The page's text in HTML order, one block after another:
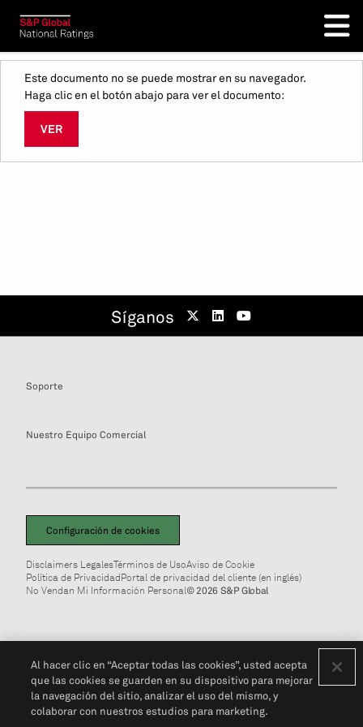
Este documento no se puede mostrar en su navegador.
Haga clic en el botón abajo para ver el documento:
VER
Síganos
Soporte
Nuestro Equipo Comercial
Configuración de cookies
Disclaimers LegalesTérminos de UsoAviso de Cookie
Política de PrivacidadPortal de privacidad del cliente (en inglés)
No Vendan Mi Información Personal© 2026 S&P Global
Al hacer clic en “Aceptar todas las cookies”, usted acepta
que las cookies se guarden en su dispositivo para mejorar
la navegación del sitio, analizar el uso del mismo, y
colaborar con nuestros estudios para marketing.